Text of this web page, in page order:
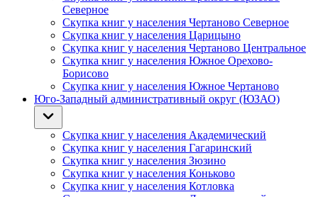
Северное
Скупка книг у населения Чертаново Северное
Скупка книг у населения Царицыно
Скупка книг у населения Чертаново Центральное
Скупка книг у населения Южное Орехово-
Борисово
Скупка книг у населения Южное Чертаново
Юго-Западный административный округ (ЮЗАО)
Скупка книг у населения Академический
Скупка книг у населения Гагаринский
Скупка книг у населения Зюзино
Скупка книг у населения Коньково
Скупка книг у населения Котловка